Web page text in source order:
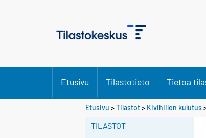
Etusivu Tilastotieto Tietoa
Etusivu >Tilastot> Kivihiilen kulutus
TILASTOT